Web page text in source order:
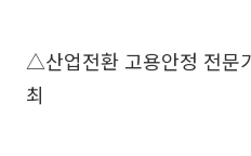
△산업전환 고용안정 전문
최